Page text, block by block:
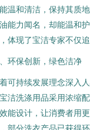
温和清洁，保持其质
能力闻名，却能温和
体现了宝洁专家不仅
环保创新，绿色洁净
可持续发展理念深入
洁洗涤用品采用浓缩
能设计，让消费者用
部分洗衣产品已获得